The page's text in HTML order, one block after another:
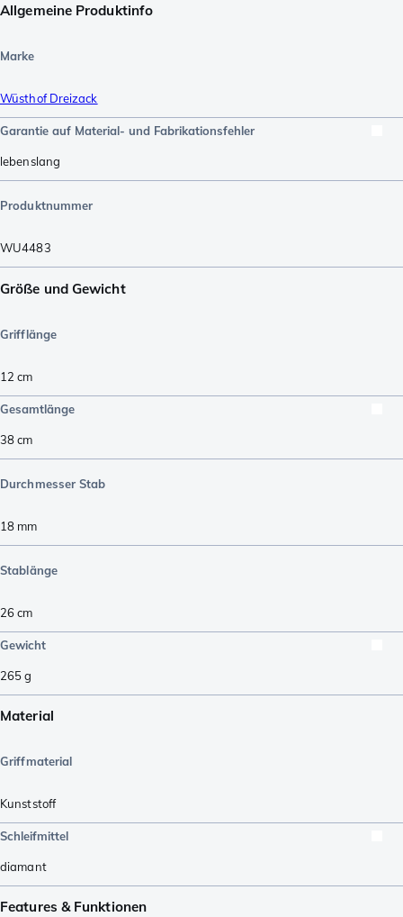
Allgemeine Produktinfo
Marke
Wüsthof Dreizack
Garantie auf Material- und Fabrikationsfehler
lebenslang
Produktnummer
WU4483
Größe und Gewicht
Grifflänge
12 cm
Gesamtlänge
38cm
Durchmesser Stab
18 mm
Stablänge
26cm
Gewicht
265g
Material
Griffmaterial
Kunststoff
Schleifmittel
diamant
Features & Funktionen